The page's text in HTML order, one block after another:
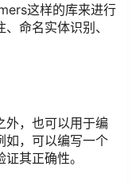
这样的库来进行
命名实体识别、
外，也可以用于编
如，可以编写一个
其正确性。